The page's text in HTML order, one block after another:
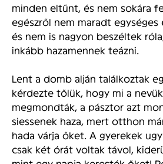
minden eltűnt, és nem sokára
egészről nem maradt egységes
és nem is nagyon beszéltek
inkább hazamennek teázni.
Lent a domb alján találkoztak
kérdezte tőlük, hogy mi a
megmondták, a pásztor azt
siessenek haza, mert otthon
hada várja őket. A gyerekek
csak két órát voltak távol,